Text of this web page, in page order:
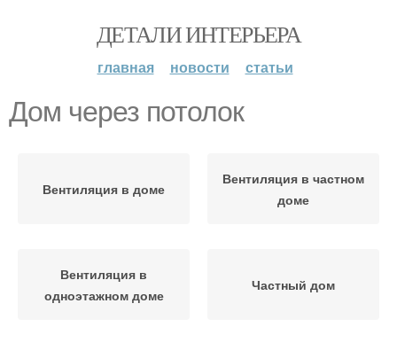
ДЕТАЛИ ИНТЕРЬЕРА
главная новости статьи
Дом через потолок
Вентиляция в доме
Вентиляция в частном
доме
Вентиляция в
одноэтажном доме
Частный дом